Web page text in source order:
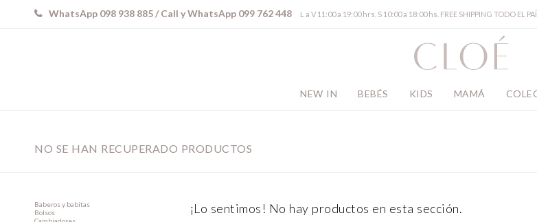
NEW IN BEBÉS KIDS MAMÁ
WhatsApp 098 938 885 / Call y WhatsApp 099 762 448 L a V 11:00 a 19:00 hrs. S 10:00 a 18:00 hs. FREE SHIPPING TODO EL
NO SE HAN RECUPERADO PRODUCTOS
¡Lo sentimos! No hay productos en esta sección.
Baberos y babitas
Bolsos